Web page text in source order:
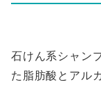
石けん系シャン
た脂肪酸とアル